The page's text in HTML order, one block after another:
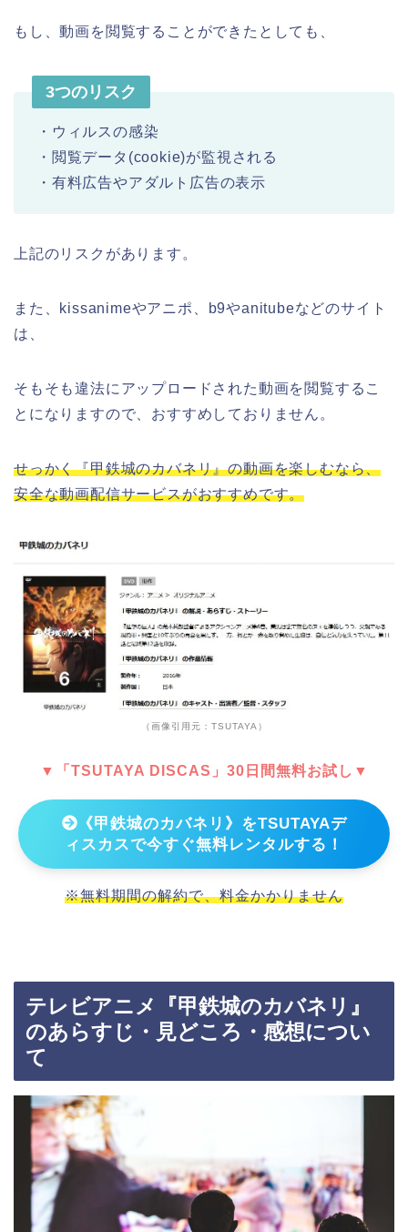
もし、動画を閲覧することができたとしても、
3つのリスク
・ウィルスの感染
・閲覧データ(cookie)が監視される
・有料広告やアダルト広告の表示
上記のリスクがあります。
また、kissanimeやアニポ、b9やanitubeなどのサイト
は、
そもそも違法にアップロードされた動画を閲覧するこ
とになりますので、おすすめしておりません。
せっかく『甲鉄城のカバネリ』の動画を楽しむなら、
安全な動画配信サービスがおすすめです。
（画像引用元：TSUTAYA）
▼「TSUTAYA DISCAS」30日間無料お試し▼
《甲鉄城のカバネリ》をTSUTAYAデ
ィスカスで今すぐ無料レンタルする！
※無料期間の解約で、料金かかりません
テレビアニメ『甲鉄城のカバネリ』
のあらすじ・見どころ・感想につい
て